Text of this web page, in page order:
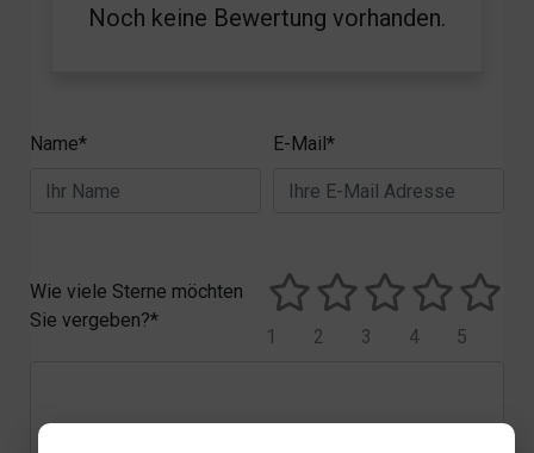
Noch keine Bewertung vorhanden.
Name* E-Mail*
Wie viele Sterne möchten
Sie vergeben?*
5
4
3
2
1